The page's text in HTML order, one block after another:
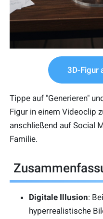
3D-Figur
Tippe auf "Generieren"
Figur in einem Videoclip
anschließend auf Social
Familie.
Digitale Illusion:
hyperrealistische